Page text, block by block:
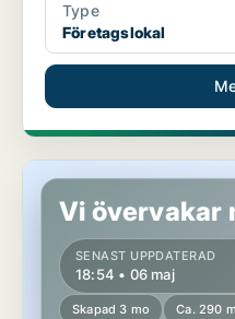
Type
Företagslokal
Industrilokal i Wien Meidling,
Vi övervakar
SENAST UPPDATERAD
18:54 • 06 maj
Skapad 3 mo Ca. 290